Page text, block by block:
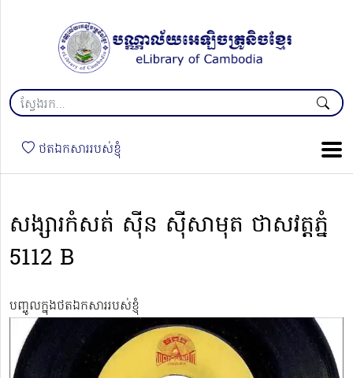
ថតឯកសាររបស់ខ្ញុំ
សង្សារកំសត់ ស៊ីន ស៊ីសាមុត ថាសវត្តភ្នំ
5112 B
បញ្ចូលក្នុងថតឯកសាររបស់ខ្ញុំ
Video
Player